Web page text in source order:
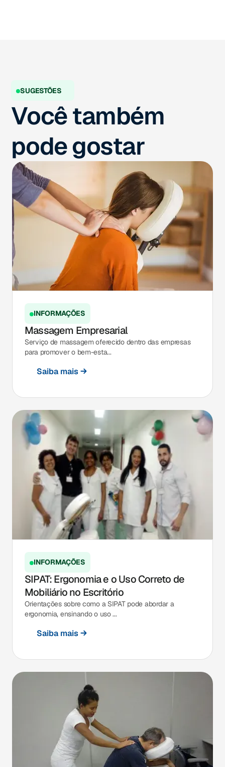
SUGESTÕES
Você também
pode gostar
INFORMAÇÕES
Massagem Empresarial
Serviço de massagem oferecido dentro das empresas
para promover o bem-esta...
Saiba mais
INFORMAÇÕES
SIPAT: Ergonomia e o Uso Correto de
Mobiliário no Escritório
Orientações sobre como a SIPAT pode abordar a
ergonomia, ensinando o uso ...
Saiba mais